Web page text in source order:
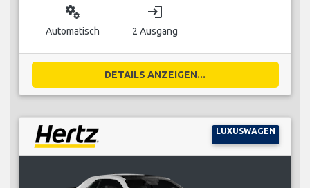
miscellaneous_services
Automatisch
login
2 Ausgang
DETAILS ANZEIGEN...
LUXUSWAGEN